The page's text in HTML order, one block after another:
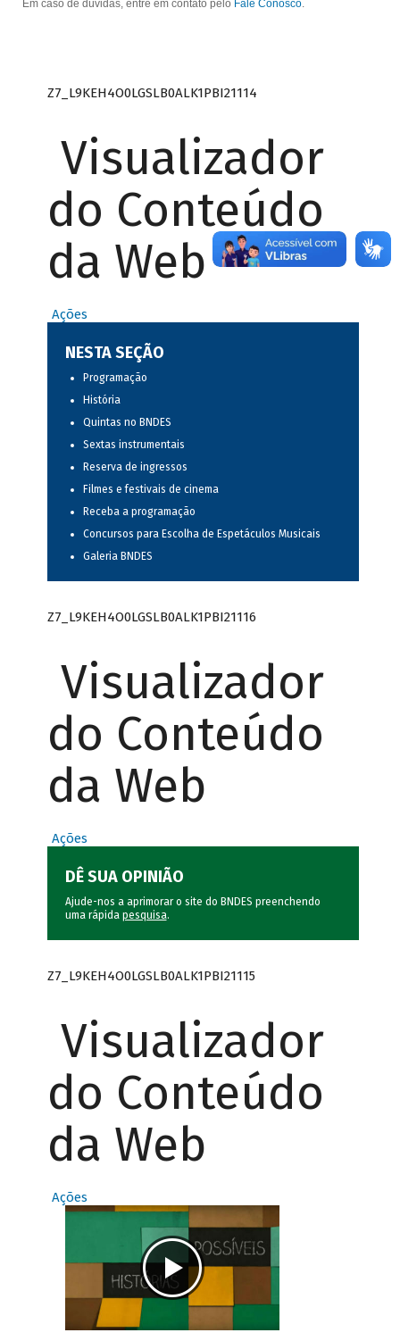
Em caso de dúvidas, entre em contato pelo Fale Conosco.
Z7_L9KEH4O0LGSLB0ALK1PBI21114
Visualizador
do Conteúdo
da Web
Ações
NESTA SEÇÃO
Programação
História
Quintas no BNDES
Sextas instrumentais
Reserva de ingressos
Filmes e festivais de cinema
Receba a programação
Concursos para Escolha de Espetáculos Musicais
Galeria BNDES
Z7_L9KEH4O0LGSLB0ALK1PBI21116
Visualizador
do Conteúdo
da Web
Ações
DÊ SUA OPINIÃO
Ajude-nos a aprimorar o site do BNDES preenchendo
uma rápida pesquisa.
Z7_L9KEH4O0LGSLB0ALK1PBI21115
Visualizador
do Conteúdo
da Web
Ações